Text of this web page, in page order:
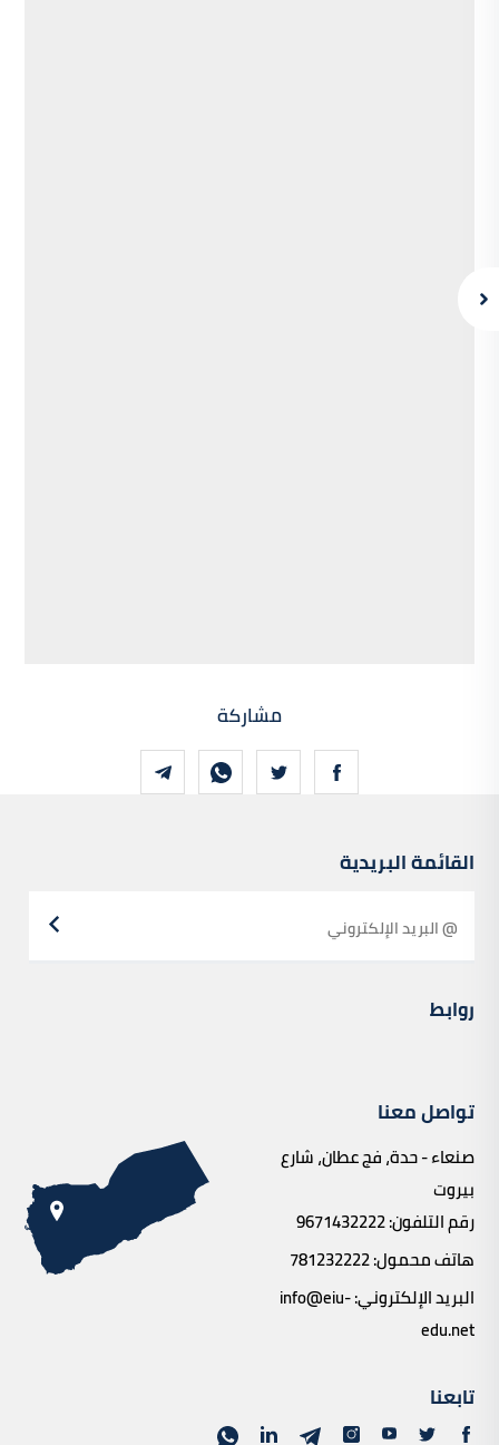
مشاركة
القائمة البريدية
روابط
تواصل معنا
صنعاء - حدة، فج عطان، شارع
بيروت
رقم التلفون:9671432222
هاتف محمول:781232222
البريد الإلكتروني:info@eiu-
edu.net
تابعنا